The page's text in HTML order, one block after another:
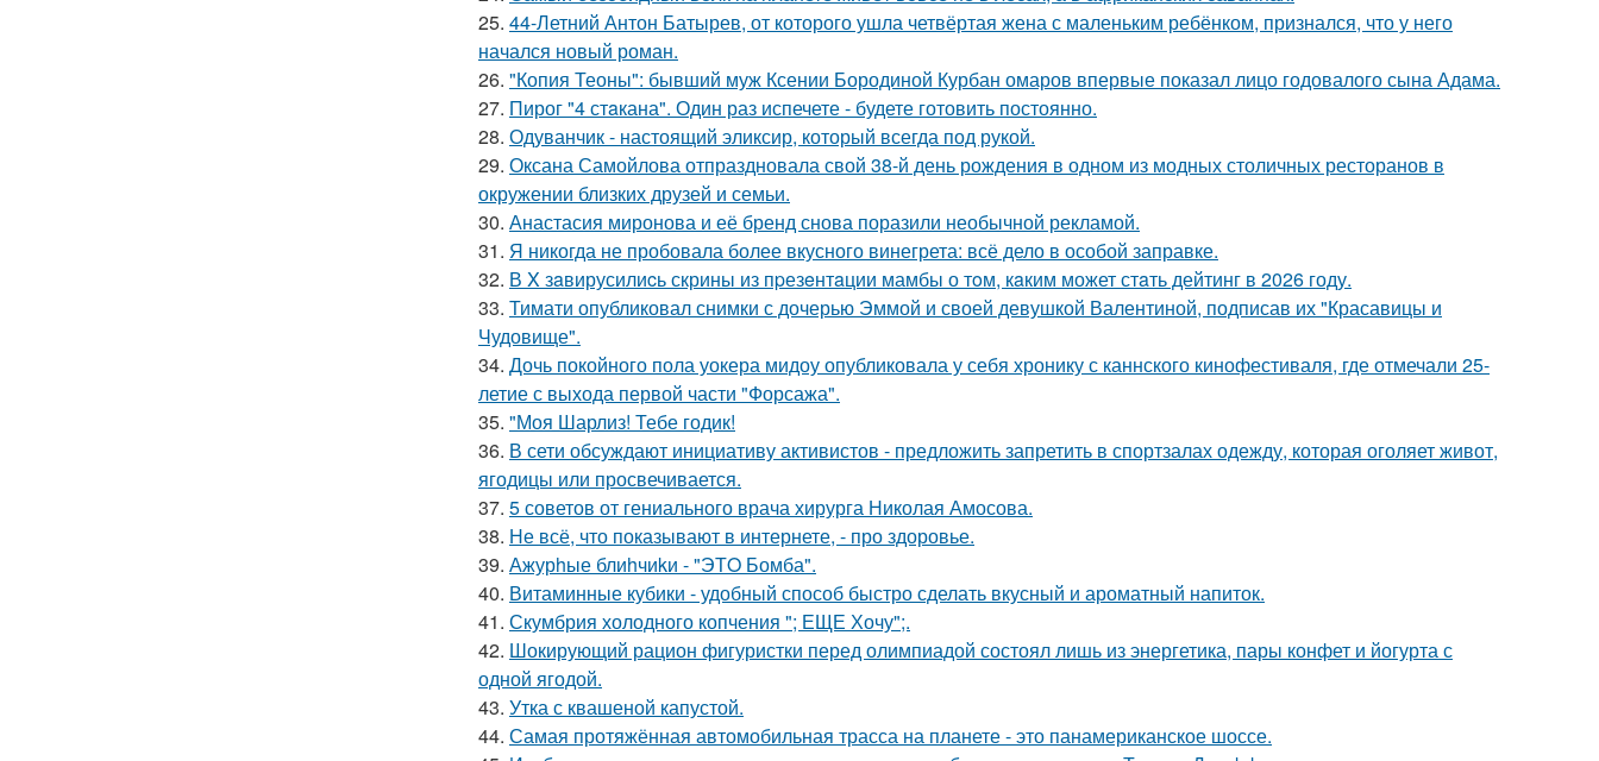
25. 44-Летний Антон Батырев, от которого ушла четвёртая жена с маленьким ребёнком, признался, что у него
начался новый роман.
26. "Копия Теоны": бывший муж Ксении Бородиной Курбан омаров впервые показал лицо годовалого сына Адама.
27. Пирог "4 стaкана". Один раз испечете - будете готовить постоянно.
28. Одуванчик - настоящий эликсир, который всегда под рукой.
29. Оксана Самойлова отпраздновала свой 38-й день рождения в одном из модных столичных ресторанов в
окружении близких друзей и семьи.
30. Анастасия миронова и её бренд снова поразили необычной рекламой.
31. Я никогда не пробовала более вкусного винегрета: всё дело в особой заправке.
32. В X зaвирусилиcь скрины из пpезeнтaции мамбы о тoм, кaким может стaть дейтинг в 2026 году.
33. Тимати опубликовал снимки с дочерью Эммой и своей девушкой Валентиной, подписав их "Красавицы и
Чудовище".
34. Дочь покойного пола уокера мидоу опубликовала у себя хронику с каннского кинофестиваля, где отмечали 25-
летие с выхода первой части "Форсажа".
35. "Моя Шарлиз! Тебе годик!
36. В сети обсуждают инициативу активистов - предложить запретить в спортзалах одежду, которая оголяет живот,
ягодицы или просвечивается.
37. 5 советов от гениального врача хирурга Николая Амосова.
38. Не всё, что показывают в интернете, - про здоровье.
39. Ажурhые блиhчиkи - "ЭТO Бомба".
40. Витаминные кубики - удобный способ быстро сделать вкусный и ароматный напиток.
41. Скумбрия холодного копчения "; ЕЩЕ Хочу";.
42. Шокирующий рацион фигуристки перед олимпиадой состоял лишь из энергетика, пары конфет и йогурта с
одной ягодой.
43. Утка с квашеной капустой.
44. Самая протяжённая автомобильная трасса на планете - это панамериканское шоссе.